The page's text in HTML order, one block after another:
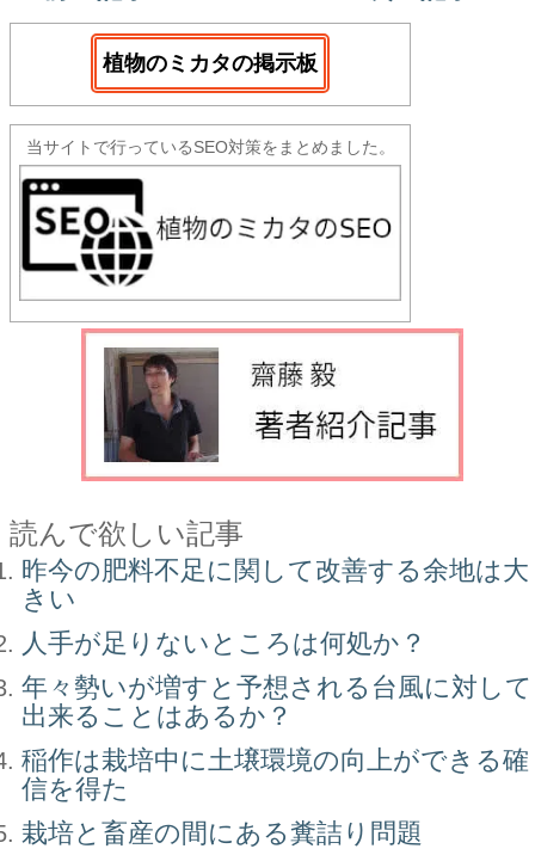
植物のミカタの掲示板
当サイトで行っているSEO対策をまとめました。
読んで欲しい記事
昨今の肥料不足に関して改善する余地は大
きい
人手が足りないところは何処か？
年々勢いが増すと予想される台風に対して
出来ることはあるか？
稲作は栽培中に土壌環境の向上ができる確
信を得た
栽培と畜産の間にある糞詰り問題